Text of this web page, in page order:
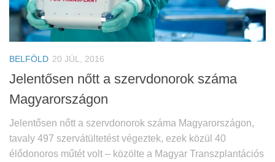
BELFÖLD 20 JÚL, 2016
Jelentősen nőtt a szervdonorok száma
Magyarországon
Jelentősen nőtt a szervdonorok száma Magyarországon,
tavaly 497 szervátültetést végeztek, ezek közül 40
élődonoros műtét volt – közölte a Magyar Transzplantációs